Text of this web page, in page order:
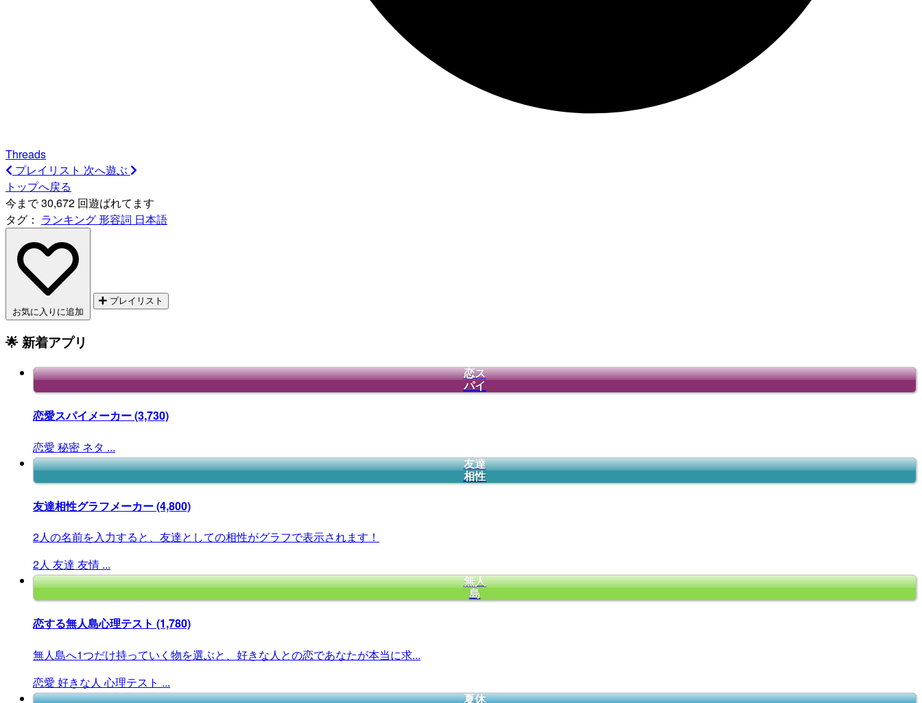
Threads
プレイリスト 次へ遊ぶ
トップへ戻る
今まで 30,672 回遊ばれてます
タグ： ランキング形容詞 日本語
お気に入りに追加
プレイリスト
🌟 新着アプリ
恋ス
パイ
恋愛スパイメーカー(3,730)
恋愛 秘密 ネタ ...
友達
相性
友達相性グラフメーカー(4,800)
2人の名前を入力すると、友達としての相性がグラフで表示されます！
2人 友達 友情 ...
無人
島
恋する無人島心理テスト (1,780)
無人島へ1つだけ持っていく物を選ぶと、好きな人との恋であなたが本当に求...
恋愛 好きな人 心理テスト ...
夏休